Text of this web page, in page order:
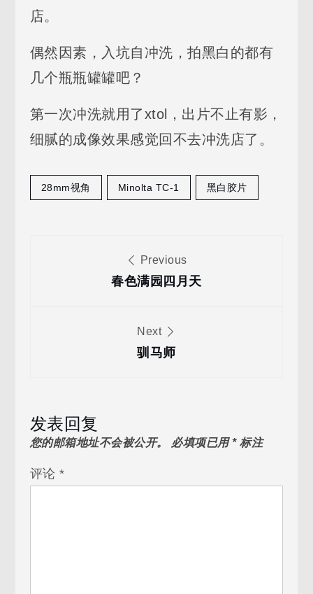
店。
偶然因素，入坑自冲洗，拍黑白的都有
几个瓶瓶罐罐吧？
第一次冲洗就用了xtol，出片不止有影，
细腻的成像效果感觉回不去冲洗店了。
28mm视角 Minolta TC-1 黑白胶片
Previous
春色满园四月天
Next
驯马师
发表回复
您的邮箱地址不会被公开。 必填项已用*标注
评论*